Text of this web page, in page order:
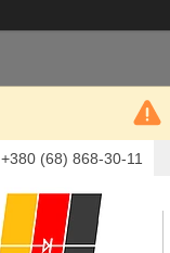
+380 (68) 868-30-11